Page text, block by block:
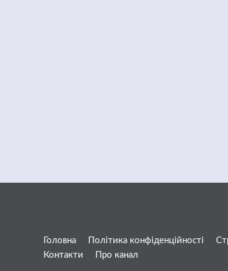
Головна Політика конфіденційності
Контакти
Про канал